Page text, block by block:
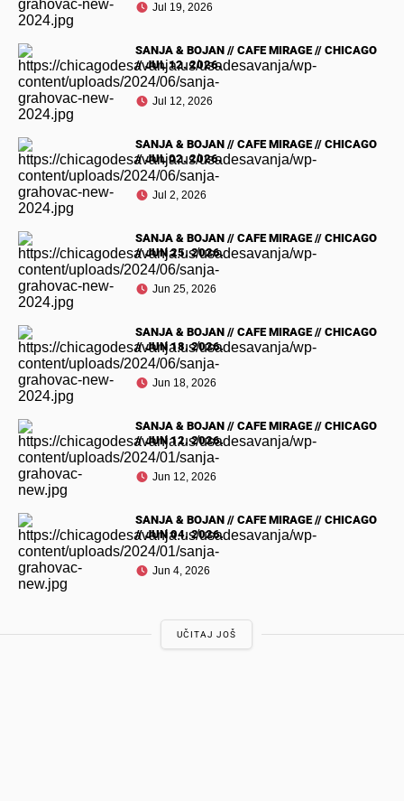
Jul 19, 2026
SANJA & BOJAN // CAFE MIRAGE // CHICAGO
// JUL 12. 2026.
Jul 12, 2026
SANJA & BOJAN // CAFE MIRAGE // CHICAGO
// JUL 02. 2026.
Jul 2, 2026
SANJA & BOJAN // CAFE MIRAGE // CHICAGO
// JUN 25. 2026.
Jun 25, 2026
SANJA & BOJAN // CAFE MIRAGE // CHICAGO
// JUN 18. 2026.
Jun 18, 2026
SANJA & BOJAN // CAFE MIRAGE // CHICAGO
// JUN 12. 2026.
Jun 12, 2026
SANJA & BOJAN // CAFE MIRAGE // CHICAGO
// JUN 04. 2026.
Jun 4, 2026
UČITAJ JOŠ